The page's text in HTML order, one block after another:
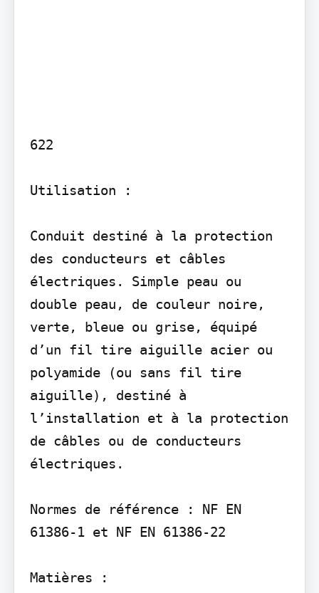
622
Utilisation :
Conduit destiné à la protection
des conducteurs et câbles
électriques. Simple peau ou
double peau, de couleur noire,
verte, bleue ou grise, équipé
d’un fil tire aiguille acier ou
polyamide (ou sans fil tire
aiguille), destiné à
l’installation et à la protection
de câbles ou de conducteurs
électriques.
Normes de référence : NF EN
61386-1 et NF EN 61386-22
Matières :